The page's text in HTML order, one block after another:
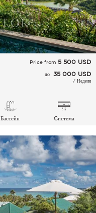
Price from 5 500 USD
до 35 000 USD
/ Неделя
Бассейн
Cистема
воздуха